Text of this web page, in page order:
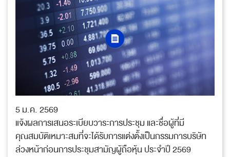
5 ม.ค. 2569
แจ้งผลการเสนอระเบียบวาระการประชุม และชื่อผู้ที่มี
คุณสมบัติเหมาะสมที่จะได้รับการแต่งตั้งเป็นกรรมการบริษัท
ล่วงหน้าก่อนการประชุมสามัญผู้ถือหุ้น ประจำปี 2569